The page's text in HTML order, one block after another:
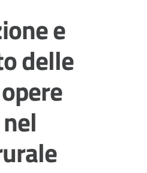
e
delle